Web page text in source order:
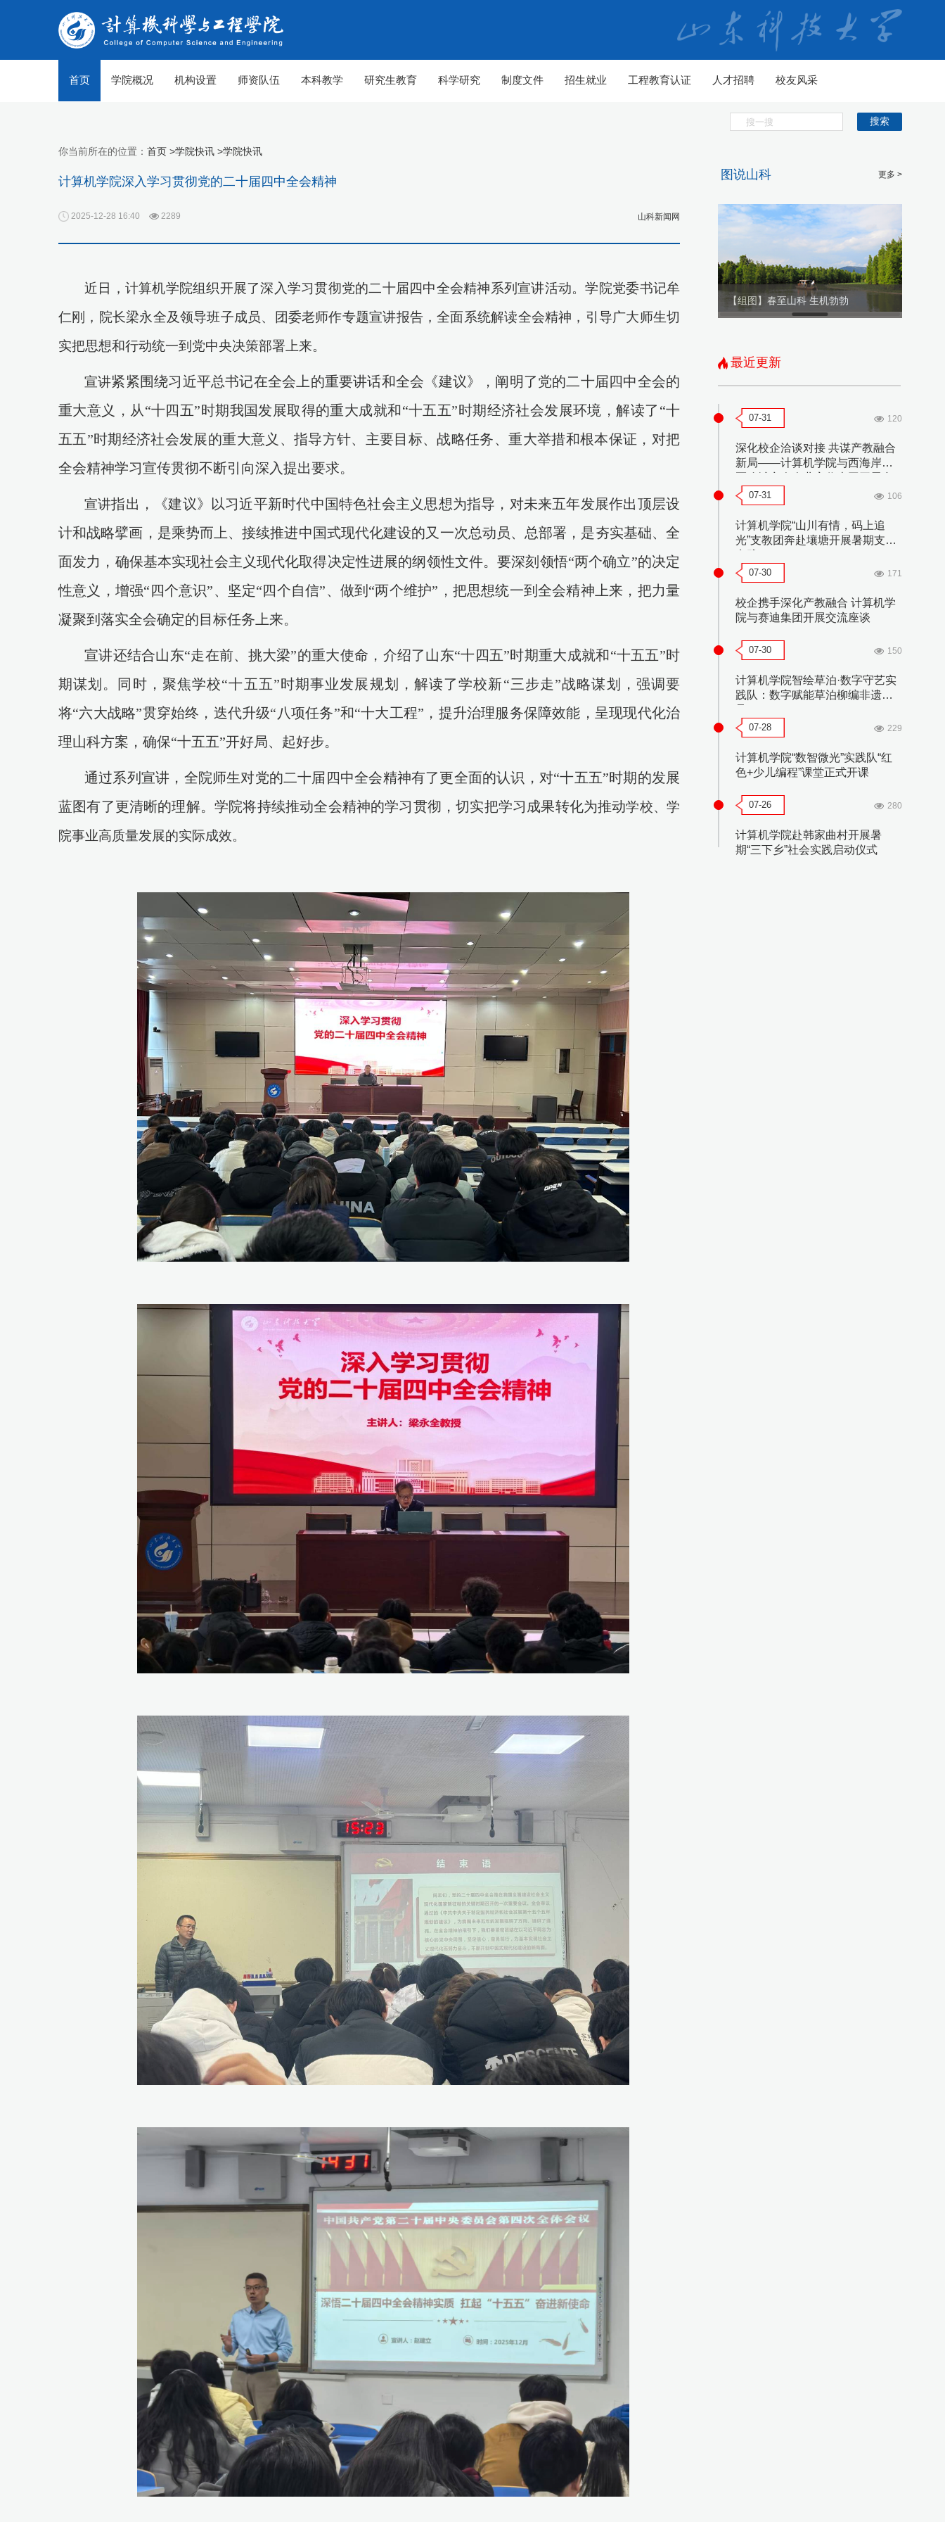
首页 学院概况 机构设置 师资队伍 本科教学 研究生教育 科学研究 制度文件 招生就业 工程教育认证 人才招聘 校友风采
搜索
你当前所在的位置： 首页 >学院快讯 >学院快讯
计算机学院深入学习贯彻党的二十届四中全会精神
2025-12-28 16:40 2289 山科新闻网
近日， 计算机学院组织开展了深入学习贯彻党的二十届四中全会精神系列宣讲活动。学院党委书记牟
仁刚，院长梁永全及领导班子成员、 团委老师作专题宣讲报告，全面系统解读全会精神，引导广大师生切
实把思想和行动统一到党中央决策部署上来。
宣讲紧紧围绕习近平总书记在全会上的重要讲话和全会《建议》，阐明了党的二十届四中全会的
重大意义，从“十四五”时期我国发展取得的重大成就和“十五五”时期经济社会发展环境，解读了“十
五五”时期经济社会发展的重大意义、指导方针、主要目标、战略任务、重大举措和根本保证，对把
全会精神学习宣传贯彻不断引向深入提出要求。
宣讲指出，《建议》以习近平新时代中国特色社会主义思想为指导，对未来五年发展作出顶层设
计和战略擘画，是乘势而上、接续推进中国式现代化建设的又一次总动员、总部署，是夯实基础、全
面发力，确保基本实现社会主义现代化取得决定性进展的纲领性文件。要深刻领悟“两个确立”的决定
性意义，增强“四个意识”、坚定“四个自信”、做到“两个维护”，把思想统一到全会精神上来，把力量
凝聚到落实全会确定的目标任务上来。
宣讲还结合山东“走在前、挑大梁”的重大使命，介绍了山东“十四五”时期重大成就和“十五五”时
期谋划。同时，聚焦学校“十五五”时期事业发展规划，解读了学校新“三步走”战略谋划，强调要
将“六大战略”贯穿始终，迭代升级“八项任务”和“十大工程”，提升治理服务保障效能，呈现现代化治
理山科方案，确保“十五五”开好局、起好步。
通过系列宣讲，全院师生对党的二十届四中全会精神有了更全面的认识，对“十五五”时期的发展
蓝图有了更清晰的理解。学院将持续推动全会精神的学习贯彻，切实把学习成果转化为推动学校、学
院事业高质量发展的实际成效。
图说山科 更多 >
【组图】春至山科 生机勃勃
最近更新
07-31 120
深化校企洽谈对接 共谋产教融合
新局——计算机学院与西海岸新
作洽谈会
07-31 106
计算机学院“山川有情，码上追
光”支教团奔赴壤塘开展暑期支教
07-30 171
校企携手深化产教融合 计算机学
院与赛迪集团开展交流座谈
07-30 150
计算机学院智绘草泊·数字守艺实
践队：数字赋能草泊柳编非遗传
07-28 229
计算机学院“数智微光”实践队“红
色+少儿编程”课堂正式开课
07-26 280
计算机学院赴韩家曲村开展暑
期“三下乡”社会实践启动仪式